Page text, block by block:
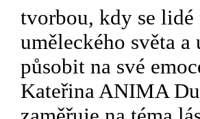
tvorbou, kdy se
uměleckého světa
působit na své
Kateřina ANIMA